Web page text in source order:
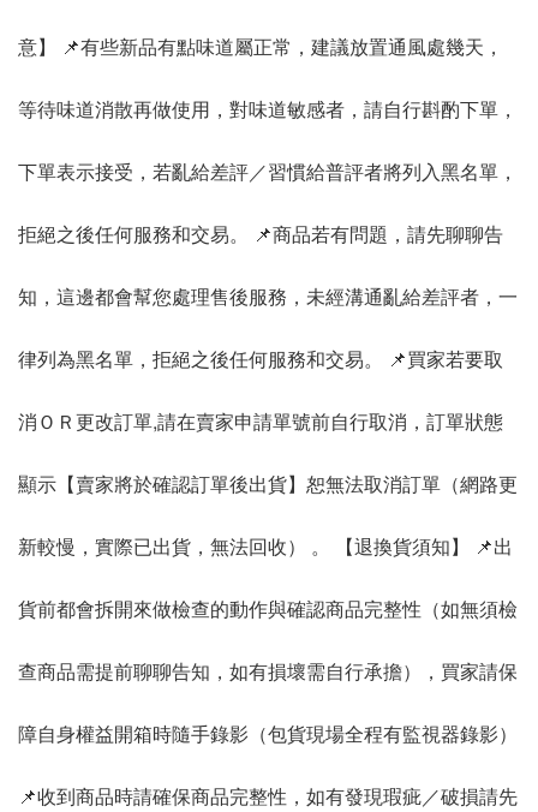
意】 📌有些新品有點味道屬正常，建議放置通風處幾天，
等待味道消散再做使用，對味道敏感者，請自行斟酌下單，
下單表示接受，若亂給差評／習慣給普評者將列入黑名單，
拒絕之後任何服務和交易。 📌商品若有問題，請先聊聊告
知，這邊都會幫您處理售後服務，未經溝通亂給差評者，一
律列為黑名單，拒絕之後任何服務和交易。 📌買家若要取
消ＯＲ更改訂單,請在賣家申請單號前自行取消，訂單狀態
顯示【賣家將於確認訂單後出貨】恕無法取消訂單（網路更
新較慢，實際已出貨，無法回收） 。 【退換貨須知】 📌出
貨前都會拆開來做檢查的動作與確認商品完整性（如無須檢
查商品需提前聊聊告知，如有損壞需自行承擔），買家請保
障自身權益開箱時隨手錄影（包貨現場全程有監視器錄影）
📌收到商品時請確保商品完整性，如有發現瑕疵／破損請先